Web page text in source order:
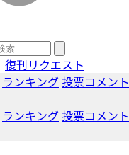
復刊リクエスト
ランキング投票コメント
ランキング投票コメント